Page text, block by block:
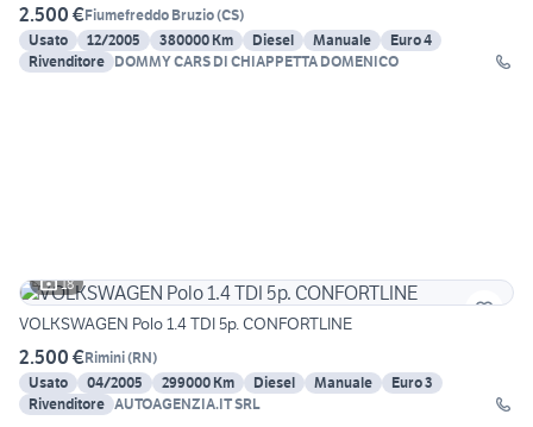
2.500 €Fiumefreddo Bruzio(CS)
Usato
12/2005 380000 Km Diesel Manuale
Euro 4
Rivenditore DOMMY CARS DI CHIAPPETTA DOMENICO
18
VOLKSWAGEN Polo 1.4 TDI 5p. CONFORTLINE
2.500 €Rimini(RN)
Usato
04/2005 299000 Km Diesel Manuale
Euro 3
Rivenditore AUTOAGENZIA.IT SRL